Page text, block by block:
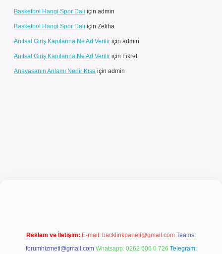
Basketbol Hangi Spor Dalı için admin
Basketbol Hangi Spor Dalı için Zeliha
Anıtsal Giriş Kapılarına Ne Ad Verilir için admin
Anıtsal Giriş Kapılarına Ne Ad Verilir için Fikret
Anayasanın Anlamı Nedir Kısa için admin
Reklam ve İletişim: E-mail: backlinkpaneli@gmail.com Teams:
forumhizmeti@gmail.com Whatsapp: 0262 606 0 726 Telegram: